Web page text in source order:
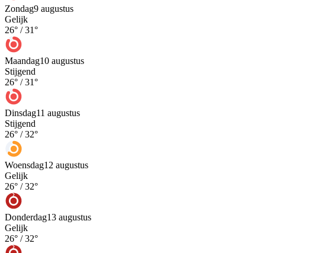
Zondag9 augustus
Gelijk
26° /31°
Maandag10 augustus
Stijgend
26° /31°
Dinsdag11 augustus
Stijgend
26° /32°
Woensdag12 augustus
Gelijk
26° /32°
Donderdag13 augustus
Gelijk
26° /32°